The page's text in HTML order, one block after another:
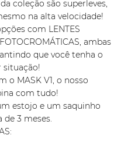
coleção são superleves,
na alta velocidade!
com LENTES
ambas
que você tenha o
situação!
o MASK V1, o nosso
com tudo!
estojo e um saquinho
3 meses.